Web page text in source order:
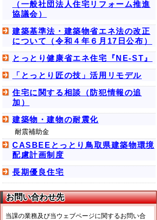
（一般社団法人住宅リフォーム推進
協議会）
建築基準法・建築物省エネ法の改正
について（令和４年６月17日公布）
とっとり健康省エネ住宅『NE-ST』
「とっとり匠の技」活用リモデル
住宅に関する相談（防犯情報の追
加）
建築物・建物の耐震化
耐震補助金
CASBEEとっとり鳥取県建築物環境
配慮計画制度
長期優良住宅
お問い合わせ先
当課の業務及び当ウェブページに関するお問い合